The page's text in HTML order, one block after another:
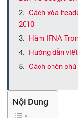
Cách xóa
2010
Hàm IFNA
Hướng dẫn
Cách chèn
Nội Dung